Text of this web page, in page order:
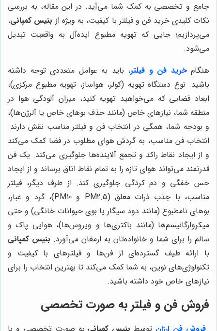
جامع و تخصصی به کمک شما می‌آید. در این مقاله، به بررسی
نکات کلیدی خرید فن و فیلتر با کیفیت، به ویژه از بنیس کمپانی،
می‌پردازیم؛ جایی که تهویه مطبوع ایده‌آل به واقعیت تبدیل
می‌شود.
هنگامخرید فن و فیلتر، باید به عوامل متعددی توجه داشته
باشید. نوع دستگاه تهویه (کولر، هواساز، تهویه مطبوع مرکزی)،
ابعاد فضایی که می‌خواهید تهویه کنید، میزان آلودگی هوا در
منطقه شما، نیازهای خاص (مانند حذف بوهای خاص یا آلرژن‌ها)،
و بودجه شما، همگی در انتخاب فن و فیلتر مناسب نقش دارند.
انتخاب فن مناسب، به گردش هوای مطلوب در فضا کمک می‌کند
و از ایجاد نقاط راکد و تجمع آلاینده‌ها جلوگیری می‌کند. یک فن
قدرتمند می‌تواند هوای تازه را به تمام نقاط اتاق برساند و از ایجاد
حس خفگی و دم کردگی جلوگیری کند. از طرف دیگر، فیلتر
مناسب، با جذب ذرات معلق (PM2.5 و PM10)، گرد و غبار،
بوهای نامطبوع (مانند دود سیگار یا بوی حیوانات خانگی) و حتی
میکروارگانیسم‌ها (مانند باکتری‌ها و ویروس‌ها)، هوایی پاک و
سالم را برای شما و خانواده‌تان به ارمغان می‌آورد. بنیس کمپانی
با ارائه طیف گسترده‌ای از فن‌ها و فیلترهای با کیفیت و
تکنولوژی‌های نوین، به شما کمک می‌کند تا بهترین انتخاب را برای
نیازهای خاص خود داشته باشید.
فروش فن و فیلتر به صورت تخصصی